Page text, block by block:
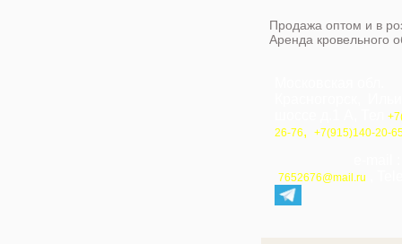
Продажа оптом и в
Аренда кровельного
26-76, +7(915)140-20-
7652676@mail.ru